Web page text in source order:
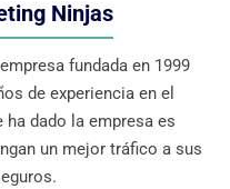
Ninjas
fundada en 1999
de experiencia en el
ha dado la empresa es
un mejor tráfico a sus